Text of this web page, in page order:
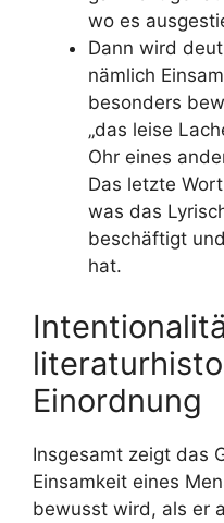
wo es
Dann wird
nämlich
besonders
„das leise
Ohr eines
Das letzte
was das
beschäftigt
hat.
Einordnung
Insgesamt zeigt das
Einsamkeit eines
bewusst wird, als er